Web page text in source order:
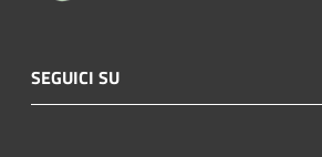
SEGUICI SU